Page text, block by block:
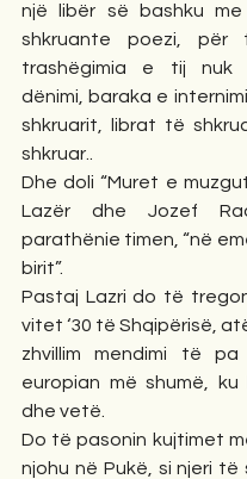
një libër së bashku
shkruante poezi,
trashëgimia e tij nuk
dënimi, baraka e
shkruarit, librat të
shkruar..
Dhe doli “Muret e
Lazër dhe Jozef
parathënie timen, “në
birit”.
Pastaj Lazri do të
vitet ‘30 të Shqipërisë,
zhvillim mendimi të pa
europian më shumë,
dhe vetë.
Do të pasonin kujtimet
njohu në Pukë, si njeri të